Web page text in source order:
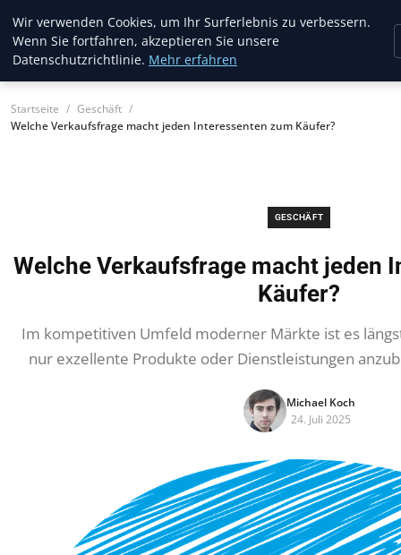
Musichits
Startseite
Geschäft
Welche Verkaufsfrage macht jeden Interessenten zum Käufer?
GESCHÄFT
Welche Verkaufsfrage macht jeden
Käufer?
Im kompetitiven Umfeld moderner Märkte ist es
nur exzellente Produkte oder Dienstleistungen
Michael Koch
24. Juli 2025
Wir verwenden Cookies, um Ihr Surferlebnis zu verbessern.
Wenn Sie fortfahren, akzeptieren Sie unsere
Datenschutzrichtlinie. Mehr erfahren